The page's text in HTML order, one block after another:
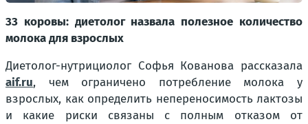
33 коровы: диетолог назвала полезное количество
молока для взрослых
Диетолог-нутрициолог Софья Кованова рассказала
aif.ru, чем ограничено потребление молока у
взрослых, как определить непереносимость лактозы
и какие риски связаны с полным отказом от